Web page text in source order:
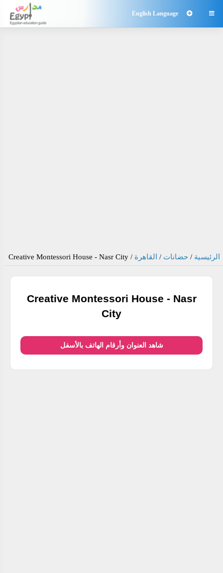

English Language
الرئيسية / حضانات / القاهرة /
Creative Montessori House - Nasr City
Creative Montessori House - Nasr
City
شاهد العنوان وأرقام الهاتف بالأسفل